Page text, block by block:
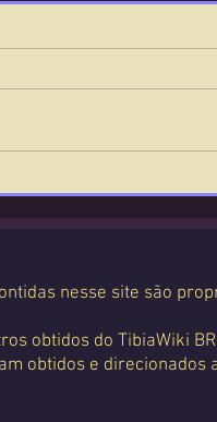
nesse site são
obtidos do TibiaWiki
obtidos e direcionados